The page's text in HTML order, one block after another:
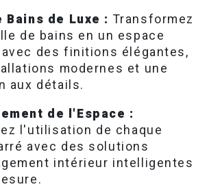
Bains de Luxe : Transformez
de bains en un espace
des finitions élégantes,
modernes et une
aux détails.
de l'Espace :
l'utilisation de chaque
avec des solutions
intérieur intelligentes